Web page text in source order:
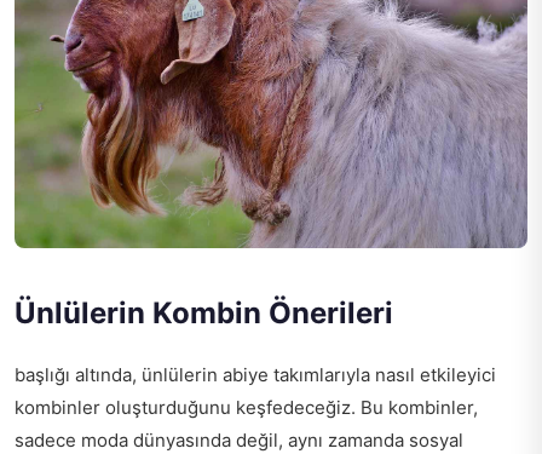
Ünlülerin Kombin Önerileri
başlığı altında, ünlülerin abiye takımlarıyla nasıl etkileyici
kombinler oluşturduğunu keşfedeceğiz. Bu kombinler,
sadece moda dünyasında değil, aynı zamanda sosyal